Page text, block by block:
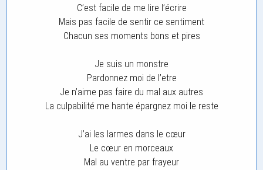
C’est facile de me lire l’écrire
Mais pas facile de sentir ce sentiment
Chacun ses moments bons et pires
Je suis un monstre
Pardonnez moi de l’etre
Je n’aime pas faire du mal aux autres
La culpabilité me hante épargnez moi le reste
J’ai les larmes dans le cœur
Le cœur en morceaux
Mal au ventre par frayeur